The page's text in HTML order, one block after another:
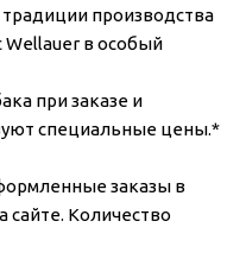
производства
в особый
при заказе и
специальные цены.*
заказы в
сайте. Количество